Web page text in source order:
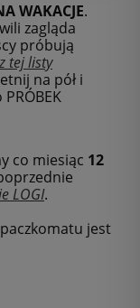
WAKACJE.
zagląda
próbują
z tej listy
na pół i
co miesiąc 12
LOGI.
paczkomatu jest